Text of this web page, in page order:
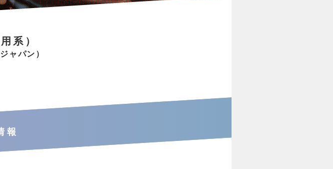
系）
ャパン
報